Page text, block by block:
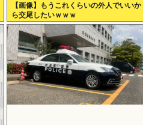
【画像】もうこれくらいの外人でいいか
ら交尾したいｗｗｗ